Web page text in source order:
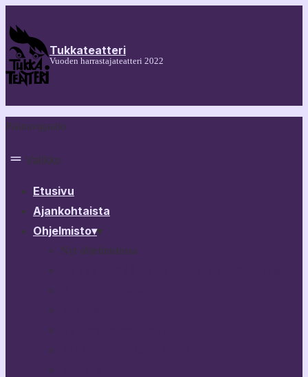
Tukkateatteri
Vuoden harrastajateatteri 2022
Päänavigaatio
Valikko
Etusivu
Ajankohtaista
Ohjelmisto▾▾
Nyt ohjelmistossa